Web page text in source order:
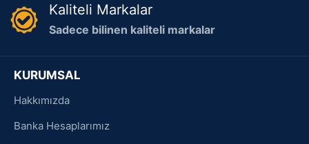
Kaliteli Markalar
Sadece bilinen kaliteli markalar
KURUMSAL
Hakkımızda
Banka Hesaplarımız